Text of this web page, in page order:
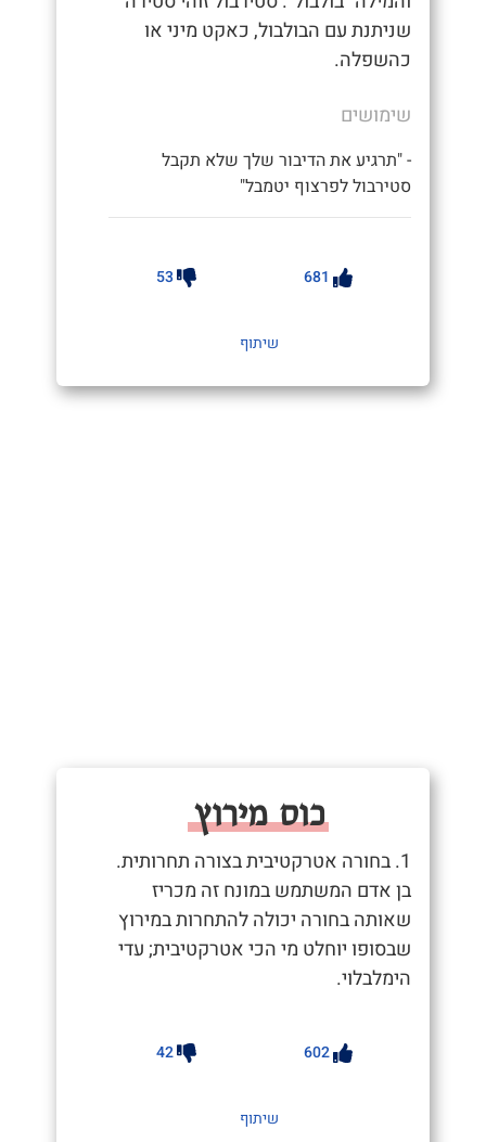
שניתנת עם הבולבול, כאקט מיני או
כהשפלה.
שימושים
- "תרגיע את הדיבור שלך שלא תקבל
סטירבול לפרצוף יטמבל"
681
53
שיתוף
כוס מירוץ
1. בחורה אטרקטיבית בצורה תחרותית.
בן אדם המשתמש במונח זה מכריז
שאותה בחורה יכולה להתחרות במירוץ
שבסופו יוחלט מי הכי אטרקטיבית; עדי
הימלבלוי.
602
42
שיתוף